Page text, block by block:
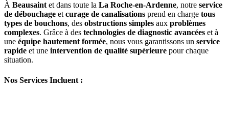
À Beausaint et dans toute la La Roche-en-Ardenne, notre service
de débouchage et curage de canalisations prend en charge tous
types de bouchons, des obstructions simples aux problèmes
complexes. Grâce à des technologies de diagnostic avancées et à
une équipe hautement formée, nous vous garantissons un service
rapide et une intervention de qualité supérieure pour chaque
situation.
Nos Services Incluent :